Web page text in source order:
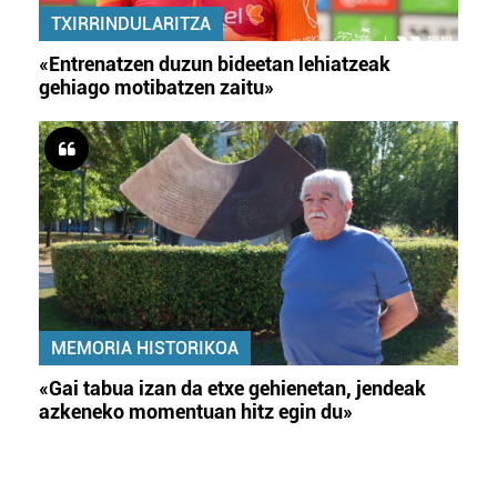
TXIRRINDULARITZA
«Entrenatzen duzun bideetan lehiatzeak
gehiago motibatzen zaitu»
MEMORIA HISTORIKOA
«Gai tabua izan da etxe gehienetan, jendeak
azkeneko momentuan hitz egin du»